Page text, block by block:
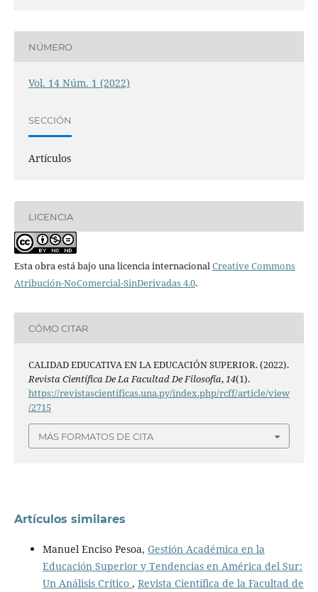
NÚMERO
Vol. 14 Núm. 1 (2022)
SECCIÓN
Artículos
LICENCIA
Esta obra está bajo una licencia internacionalCreative Commons
Atribución-NoComercial-SinDerivadas 4.0.
CÓMO CITAR
CALIDAD EDUCATIVA EN LA EDUCACIÓN SUPERIOR. (2022).
Revista Científica De La Facultad De Filosofía,14(1).
https://revistascientificas.una.py/index.php/rcff/article/view
/2715
MÁS FORMATOS DE CITA
Artículos similares
Manuel Enciso Pesoa, Gestión Académica en la
Educación Superior y Tendencias en América del Sur:
Un Análisis Crítico , Revista Científica de la Facultad de